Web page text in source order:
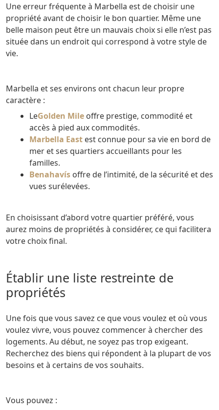
Une erreur fréquente à Marbella est de choisir une
propriété avant de choisir le bon quartier. Même une
belle maison peut être un mauvais choix si elle n’est pas
située dans un endroit qui correspond à votre style de
vie.
Marbella et ses environs ont chacun leur propre
caractère :
LeGolden Mile offre prestige, commodité et
accès à pied aux commodités.
Marbella East est connue pour sa vie en bord de
mer et ses quartiers accueillants pour les
familles.
Benahavís offre de l’intimité, de la sécurité et des
vues surélevées.
En choisissant d’abord votre quartier préféré, vous
aurez moins de propriétés à considérer, ce qui facilitera
votre choix final.
Établir une liste restreinte de
propriétés
Une fois que vous savez ce que vous voulez et où vous
voulez vivre, vous pouvez commencer à chercher des
logements. Au début, ne soyez pas trop exigeant.
Recherchez des biens qui répondent à la plupart de vos
besoins et à certains de vos souhaits.
Vous pouvez :